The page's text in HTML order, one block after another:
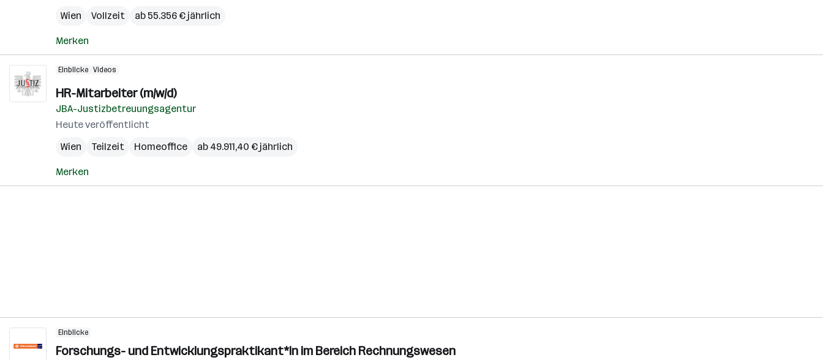
Wien
Vollzeit ab 55.356 € jährlich
Merken
Einblicke Videos
HR-Mitarbeiter (m/w/d)
JBA-Justizbetreuungsagentur
Heute veröffentlicht
Wien
Teilzeit Homeoffice ab 49.911,40 € jährlich
Merken
Einblicke
Forschungs- und Entwicklungspraktikant*in im Bereich Rechnungswesen